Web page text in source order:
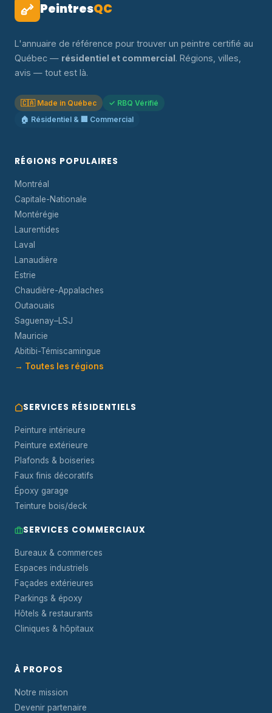
PeintresQC
L'annuaire de référence pour trouver un peintre certifié au
Québec — résidentiel et commercial. Régions, villes,
avis — tout est là.
🇨🇦 Made in Québec
✓ RBQ Vérifié
🏠 Résidentiel & 🏢 Commercial
RÉGIONS POPULAIRES
Montréal
Capitale-Nationale
Montérégie
Laurentides
Laval
Lanaudière
Estrie
Chaudière-Appalaches
Outaouais
Saguenay–LSJ
Mauricie
Abitibi-Témiscamingue
→ Toutes les régions
SERVICES RÉSIDENTIELS
Peinture intérieure
Peinture extérieure
Plafonds & boiseries
Faux finis décoratifs
Époxy garage
Teinture bois/deck
SERVICES COMMERCIAUX
Bureaux & commerces
Espaces industriels
Façades extérieures
Parkings & époxy
Hôtels & restaurants
Cliniques & hôpitaux
À PROPOS
Notre mission
Devenir partenaire